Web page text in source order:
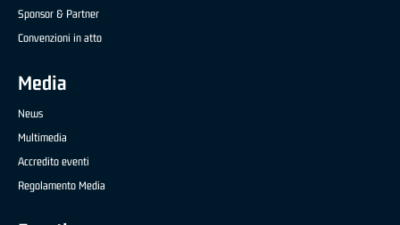
Sponsor & Partner
Convenzioni in atto
Media
News
Multimedia
Accredito eventi
Regolamento Media